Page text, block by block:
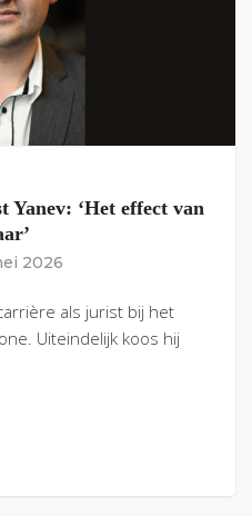
‘Het effect van
2026
als jurist bij het
Uiteindelijk koos hij